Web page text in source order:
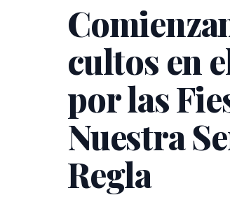
cultos en
por las
Nuestra
Regla